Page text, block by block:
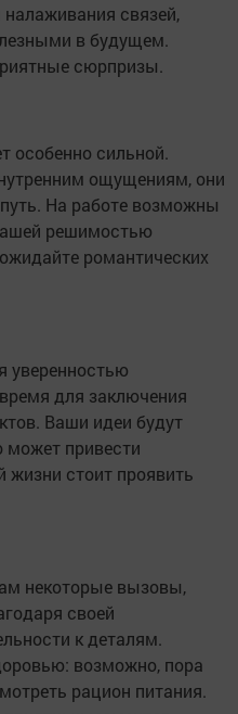
связей,
в будущем.
сюрпризы.
особенно сильной.
ощущениям, они
На работе возможны
решимостью
романтических
уверенностью
для заключения
Ваши идеи будут
может привести
жизни стоит проявить
некоторые вызовы,
своей
к деталям.
возможно, пора
рацион питания.